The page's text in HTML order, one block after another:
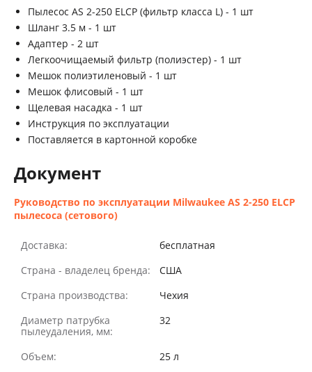
Пылесос AS 2-250 ELCP (фильтр класса L) - 1 шт
Шланг 3.5 м - 1 шт
Адаптер - 2 шт
Легкоочищаемый фильтр (полиэстер) - 1 шт
Мешок полиэтиленовый - 1 шт
Мешок флисовый - 1 шт
Щелевая насадка - 1 шт
Инструкция по эксплуатации
Поставляется в картонной коробке
Документ
Руководство по эксплуатации Milwaukee AS 2-250 ELCP
пылесоса (сетового)
Доставка:
бесплатная
Страна - владелец бренда:
США
Страна производства:
Чехия
Диаметр патрубка
пылеудаления, мм:
32
Объем:
25 л